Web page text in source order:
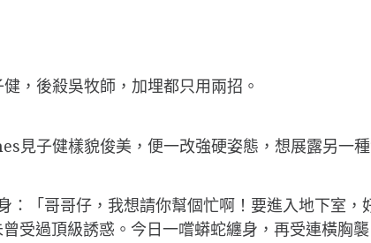
，後殺吳牧師，加埋都只用兩招。
見子健樣貌俊美，便一改強硬姿態，想展露另一種
：「哥哥仔，我想請你幫個忙啊！要進入地下室
受過頂級誘惑。今日一嚐蟒蛇纏身，再受連橫胸